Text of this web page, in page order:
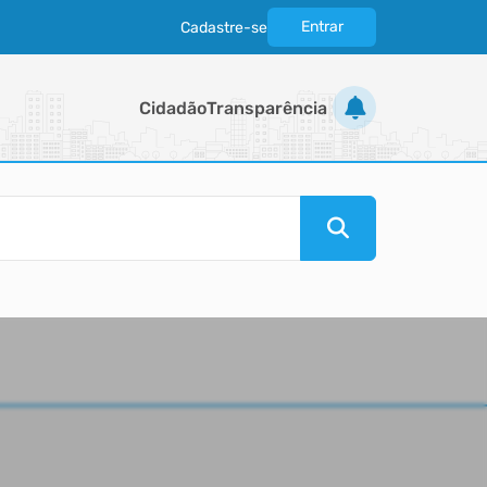
Cadastre-se Entrar
CidadãoTransparência